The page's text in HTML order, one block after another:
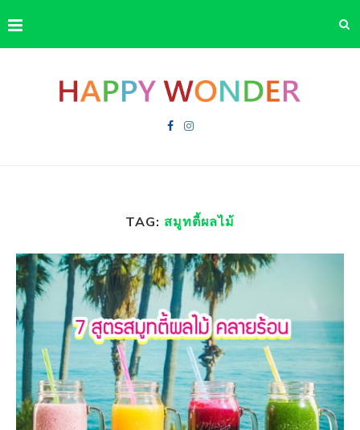
TAG: สมูทตี้ผลไม้